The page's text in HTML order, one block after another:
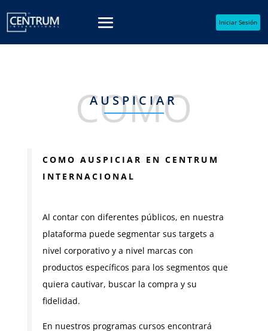
Iniciar Sesión
COMO
AUSPICIAR
COMO AUSPICIAR EN CENTRUM
INTERNACIONAL
Al contar con diferentes públicos, en nuestra
plataforma puede segmentar sus targets a
nivel corporativo y a nivel marcas con
productos específicos para los segmentos que
quiera cautivar, buscar la compra y su
fidelidad.
En nuestros programas cursos encontrará